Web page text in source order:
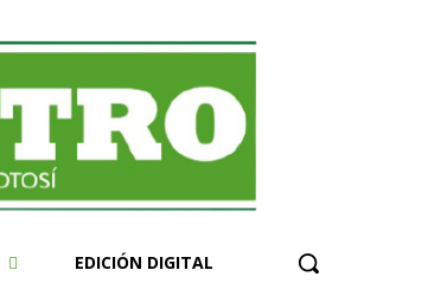
EDICIÓN DIGITAL